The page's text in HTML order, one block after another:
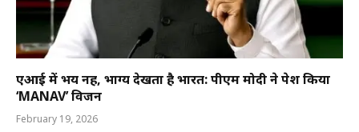
एआई में भय नहीं, भाग्य देखता है भारत: पीएम मोदी ने पेश किया
‘MANAV’ विजन
February 19, 2026